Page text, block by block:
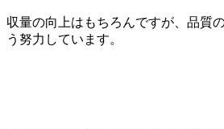
収量の向上はもちろんですが、品質
う努力しています。